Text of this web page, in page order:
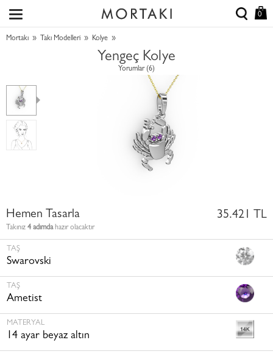
0
Mortakı » Takı Modelleri » Kolye »
Yengeç Kolye
Yorumlar (6)
Hemen Tasarla
Takınız 4 adımdahazır olacaktır
35.421 TL
TAŞ
Swarovski
TAŞ
Ametist
MATERYAL
14 ayar beyaz altın